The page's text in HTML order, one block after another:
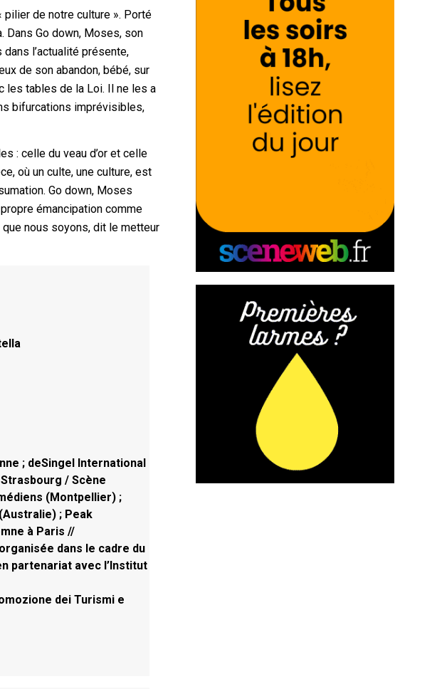
de notre culture ». Porté
Dans Go down, Moses, son
l’actualité présente,
de son abandon, bébé, sur
les tables de la Loi. Il ne les a
bifurcations imprévisibles,
: celle du veau d’or et celle
où un culte, une culture, est
Go down, Moses
émancipation comme
que nous soyons, dit le metteur
; deSingel International
/ Scène
(Montpellier) ;
; Peak
à Paris //
dans le cadre du
partenariat avec l’Institut
dei Turismi e